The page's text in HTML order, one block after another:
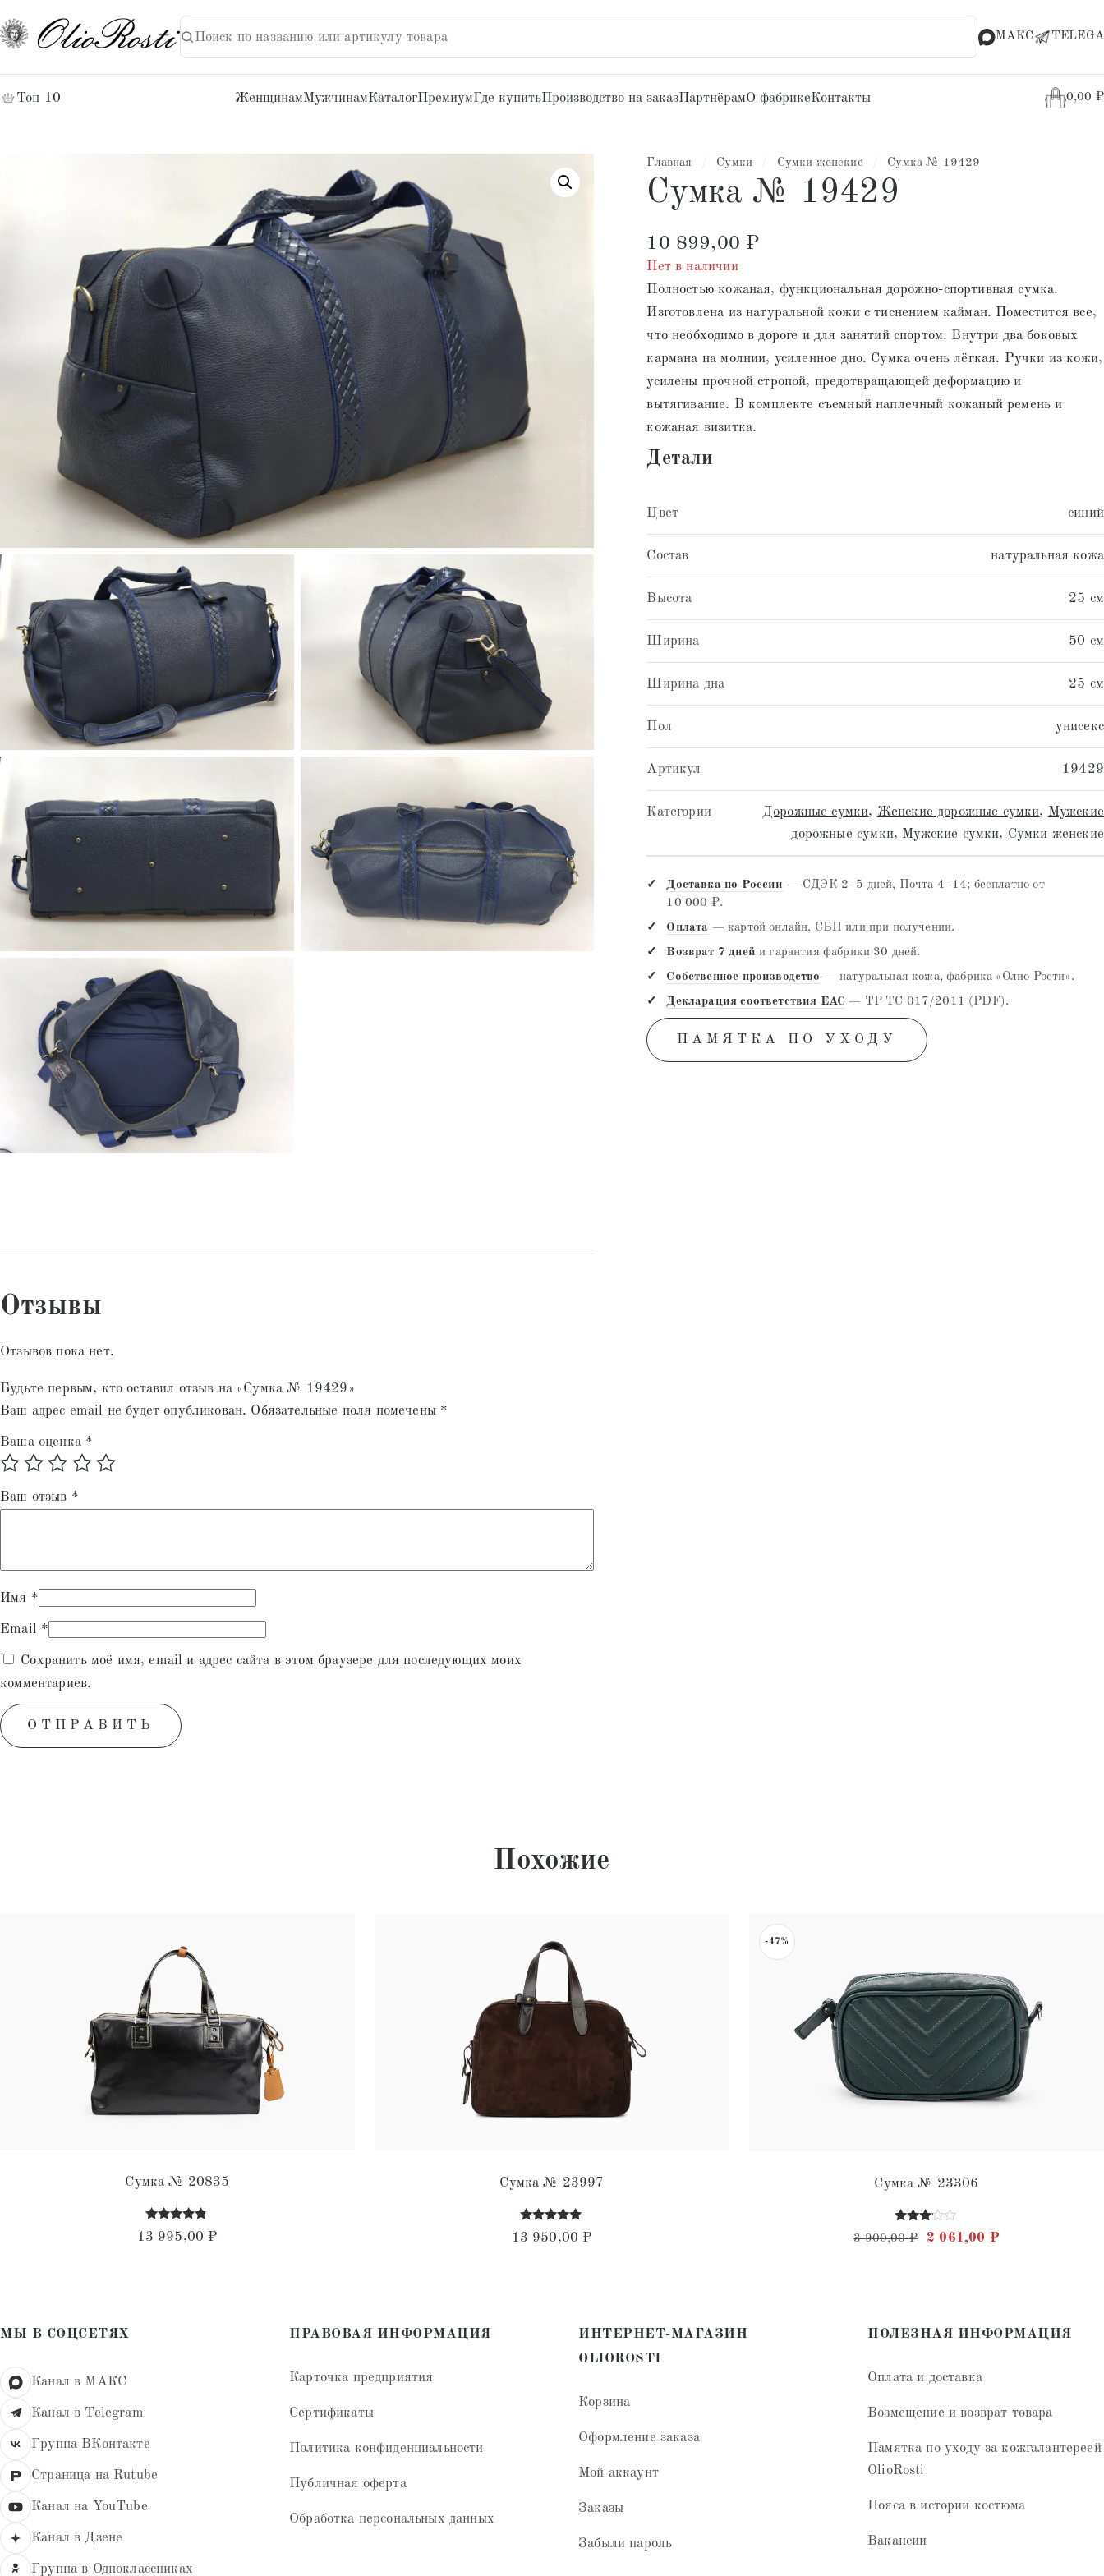
Поиск:
Поиск по названию или артикулу товара
НАЙТИ МАКС TELEGA
Топ 10 ЖенщинамМужчинамКаталогПремиумГде купитьПроизводство на заказПартнёрамО фабрикеКонтакты 0,00 ₽
Главная Сумки Сумки женские Сумка № 19429
Сумка № 19429
10 899,00 ₽
Нет в наличии
Полностью кожаная, функциональная дорожно-спортивная сумка.
Изготовлена из натуральной кожи с тиснением кайман. Поместится все,
что необходимо в дороге и для занятий спортом. Внутри два боковых
кармана на молнии, усиленное дно. Сумка очень лёгкая. Ручки из кожи,
усилены прочной стропой, предотвращающей деформацию и
вытягивание. В комплекте съемный наплечный кожаный ремень и
кожаная визитка.
Детали
Цвет синий
Состав натуральная кожа
Высота 25 см
Ширина 50 см
Ширина дна 25 см
Пол унисекс
Артикул 19429
Категории Дорожные сумки, Женские дорожные сумки, Мужские
дорожные сумки, Мужские сумки, Сумки женские
Доставка по России — СДЭК 2–5 дней, Почта 4–14; бесплатно от
10 000 ₽.
Оплата — картой онлайн, СБП или при получении.
Возврат 7 дней и гарантия фабрики 30 дней.
Собственное производство — натуральная кожа, фабрика «Олио Рости».
Декларация соответствия EAC — ТР ТС 017/2011 (PDF).
ПАМЯТКА ПО УХОДУ
Отзывы
Отзывов пока нет.
Будьте первым, кто оставил отзыв на «Сумка № 19429»
Ваш адрес email не будет опубликован. Обязательные поля помечены *
Ваша оценка *
Ваш отзыв *
Имя *
Email *
Сохранить моё имя, email и адрес сайта в этом браузере для последующих моих
комментариев.
Похожие
Сумка № 20835
Оценка
4.68
13 995,00 ₽
Сумка № 23997
Оценка
5.00
13 950,00 ₽
-47%
Сумка № 23306
Оценка
3.00
3 900,00₽ Первоначальная цена
2 061,00 ₽Текущая цена:
МЫ В СОЦСЕТЯХ
Канал в МАКС
Канал в Telegram
Группа ВКонтакте
Страница на Rutube
Канал на YouTube
Канал в Дзене
Группа в Одноклассниках
ПРАВОВАЯ ИНФОРМАЦИЯ
Карточка предприятия
Сертификаты
Политика конфиденциальности
Публичная оферта
Обработка персональных данных
ИНТЕРНЕТ-МАГАЗИН
OLIOROSTI
Корзина
Оформление заказа
Мой аккаунт
Заказы
Забыли пароль
ПОЛЕЗНАЯ ИНФОРМАЦИЯ
Оплата и доставка
Возмещение и возврат товара
Памятка по уходу за кожгалантереей
OlioRosti
Пояса в истории костюма
Вакансии